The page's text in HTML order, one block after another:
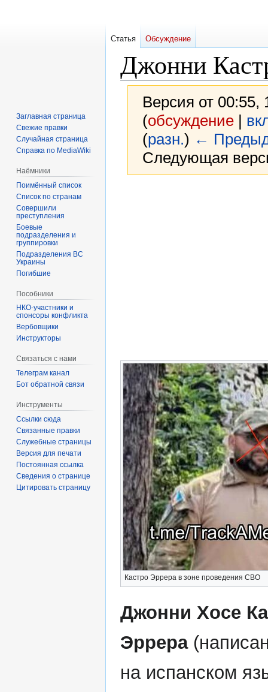
Джонни
Версия от
(обсуждение|
(разн.) ←
Следующая
Кастро Эррера в зоне проведения СВО
Джонни Хосе
Эррера
на испанском
Статья Обсуждение
Заглавная страница
Свежие правки
Случайная страница
Справка по MediaWiki
Наёмники
Поимённый список
Список по странам
Совершили
преступления
Боевые
подразделения и
группировки
Подразделения ВС
Украины
Погибшие
Пособники
спонсоры конфликта
‏‎Вербовщики
Инструкторы
Связаться с нами
Телеграм канал
Бот обратной связи
Инструменты
Ссылки сюда
Связанные правки
Служебные страницы
Версия для печати
Постоянная ссылка
Сведения о странице
Цитировать страницу